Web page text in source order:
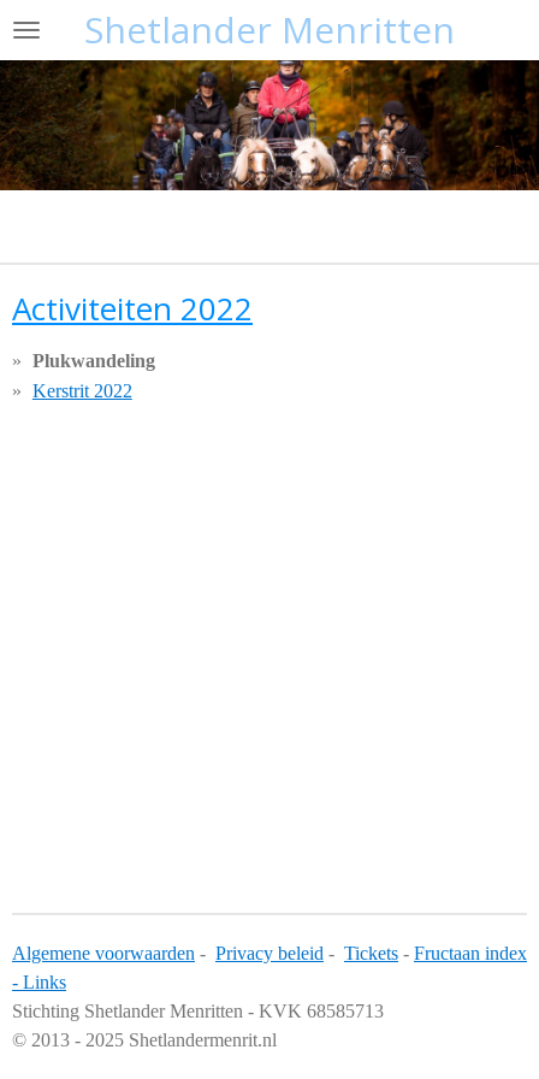
Ga
naar
de
hoofdinhoud
Shetlander Menritten
Activiteiten 2022
Plukwandeling
Kerstrit 2022
Algemene voorwaarden - Privacy beleid - Tickets - Fructaan index
- Links
Stichting Shetlander Menritten - KVK 68585713
© 2013 - 2025 Shetlandermenrit.nl